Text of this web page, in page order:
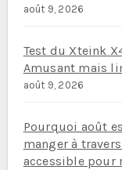
août 9, 2026
Test du Xteink
Amusant mais
août 9, 2026
Pourquoi août
manger à
accessible pour